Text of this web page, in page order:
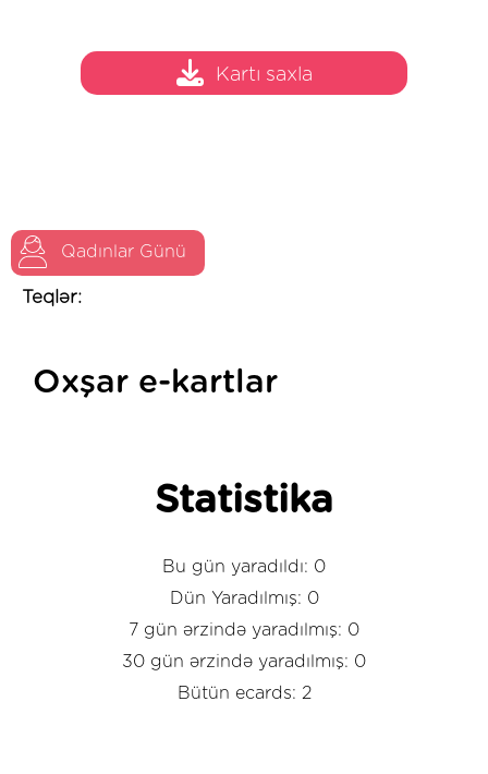
Qadınlar Günü
Teqlər:
Kartı saxla
Oxşar e-kartlar
Statistika
Bu gün yaradıldı: 0
Dün Yaradılmış: 0
7 gün ərzində yaradılmış: 0
30 gün ərzində yaradılmış: 0
Bütün ecards: 2